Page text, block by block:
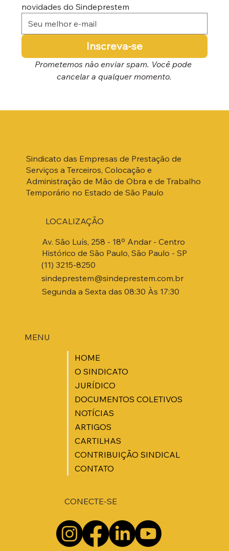
novidades do Sindeprestem
Inscreva-se
Prometemos não enviar spam. Você pode
cancelar a qualquer momento.
Sindicato das Empresas de Prestação de
Serviços a Terceiros, Colocação e
Administração de Mão de Obra e de Trabalho
Temporário no Estado de São Paulo
MENU
HOME
O SINDICATO
JURÍDICO
DOCUMENTOS COLETIVOS
NOTÍCIAS
ARTIGOS
CARTILHAS
CONTRIBUIÇÃO SINDICAL
CONTATO
Av. São Luís, 258 - 18º Andar - Centro
Histórico de São Paulo, São Paulo - SP
(11) 3215-8250
sindeprestem@sindeprestem.com.br
Segunda a Sexta das 08:30 Às 17:30
LOCALIZAÇÃO
CONECTE-SE